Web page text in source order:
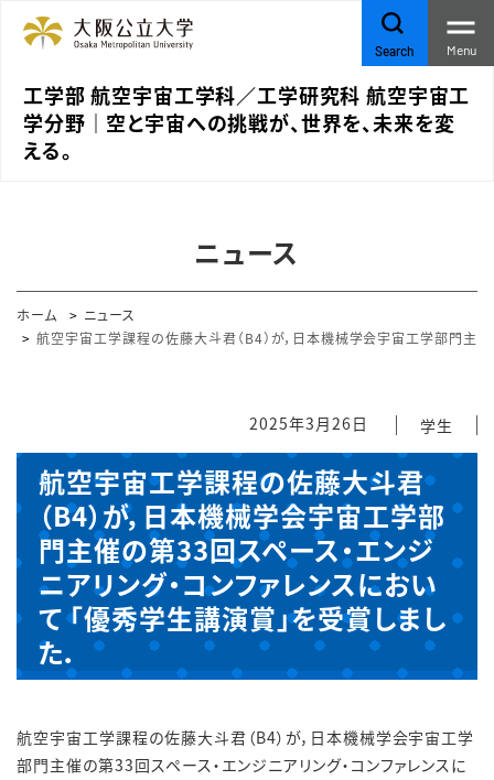
工学部 航空宇宙工学科／工学研究科 航空宇宙工
学分野｜空と宇宙への挑戦が、世界を、未来を変
える。
Search Menu
ニュース
ホーム
ニュース
航空宇宙工学課程の佐藤大斗君（B4）が，日本機械学会宇宙工学部門主催
2025年3月26日 学生
航空宇宙工学課程の佐藤大斗君
（B4）が，日本機械学会宇宙工学部
門主催の第33回スペース・エンジ
ニアリング・コンファレンスにおい
て 「優秀学生講演賞」を受賞しまし
た．
航空宇宙工学課程の佐藤大斗君（B4）が，日本機械学会宇宙工学
部門主催の第33回スペース・エンジニアリング・コンファレンスに